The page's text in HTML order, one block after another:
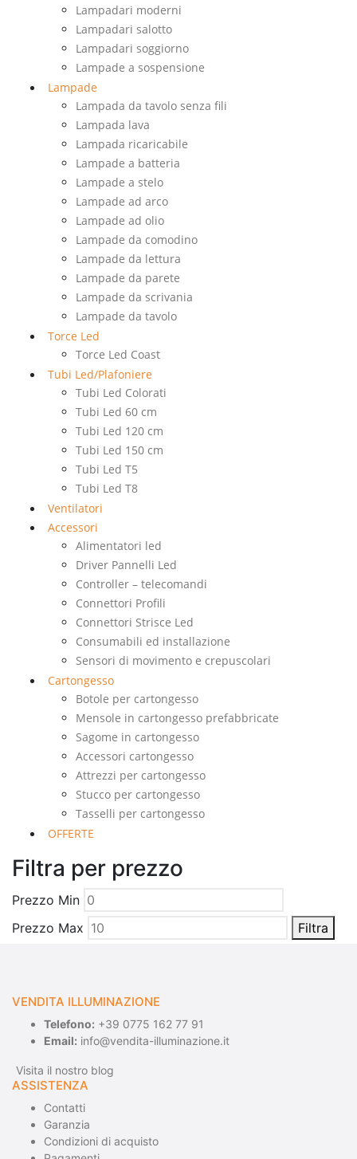
Lampadari moderni
Lampadari salotto
Lampadari soggiorno
Lampade a sospensione
Lampade
Lampada da tavolo senza fili
Lampada lava
Lampada ricaricabile
Lampade a batteria
Lampade a stelo
Lampade ad arco
Lampade ad olio
Lampade da comodino
Lampade da lettura
Lampade da parete
Lampade da scrivania
Lampade da tavolo
Torce Led
Torce Led Coast
Tubi Led/Plafoniere
Tubi Led Colorati
Tubi Led 60 cm
Tubi Led 120 cm
Tubi Led 150 cm
Tubi Led T5
Tubi Led T8
Ventilatori
Accessori
Alimentatori led
Driver Pannelli Led
Controller – telecomandi
Connettori Profili
Connettori Strisce Led
Consumabili ed installazione
Sensori di movimento e crepuscolari
Cartongesso
Botole per cartongesso
Mensole in cartongesso prefabbricate
Sagome in cartongesso
Accessori cartongesso
Attrezzi per cartongesso
Stucco per cartongesso
Tasselli per cartongesso
OFFERTE
Filtra per prezzo
Prezzo Min
Prezzo Max
Filtra
VENDITA ILLUMINAZIONE
Telefono: +39 0775 162 77 91
Email: info@vendita-illuminazione.it
Visita il nostro blog
ASSISTENZA
Contatti
Garanzia
Condizioni di acquisto